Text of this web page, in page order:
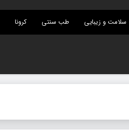
سلامت و زیبایی طب سنتی کرونا